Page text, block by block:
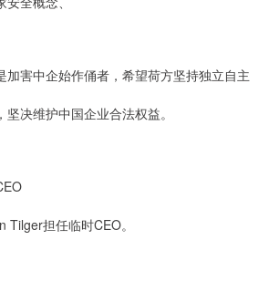
加害中企始作俑者，希望荷方坚持独立自主
决维护中国企业合法权益。
Tilger担任临时CEO。